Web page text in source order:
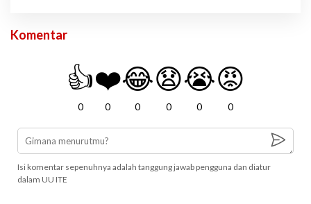
Komentar
👍
0
❤️
0
😂
0
😧
0
😭
0
😡
0
Isi komentar sepenuhnya adalah tanggung jawab pengguna dan diatur
dalam UU ITE